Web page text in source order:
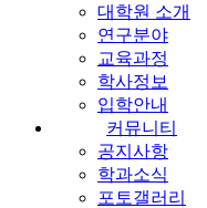
대학원 소개
연구분야
교육과정
학사정보
입학안내
커뮤니티
공지사항
학과소식
포토갤러리